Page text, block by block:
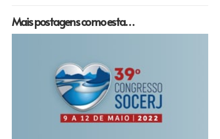
Mais postagens como esta…